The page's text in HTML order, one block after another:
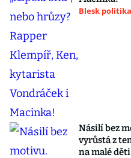
Blesk politika
Násilí bez
vyrůstá z
na malé děti